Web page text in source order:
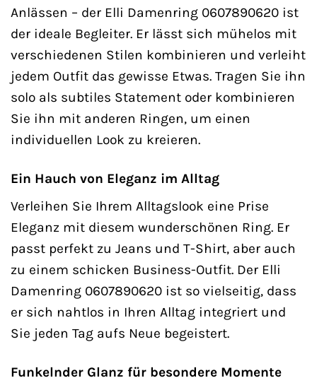
Anlässen – der Elli Damenring 0607890620 ist
der ideale Begleiter. Er lässt sich mühelos mit
verschiedenen Stilen kombinieren und verleiht
jedem Outfit das gewisse Etwas. Tragen Sie ihn
solo als subtiles Statement oder kombinieren
Sie ihn mit anderen Ringen, um einen
individuellen Look zu kreieren.
Ein Hauch von Eleganz im Alltag
Verleihen Sie Ihrem Alltagslook eine Prise
Eleganz mit diesem wunderschönen Ring. Er
passt perfekt zu Jeans und T-Shirt, aber auch
zu einem schicken Business-Outfit. Der Elli
Damenring 0607890620 ist so vielseitig, dass
er sich nahtlos in Ihren Alltag integriert und
Sie jeden Tag aufs Neue begeistert.
Funkelnder Glanz für besondere Momente